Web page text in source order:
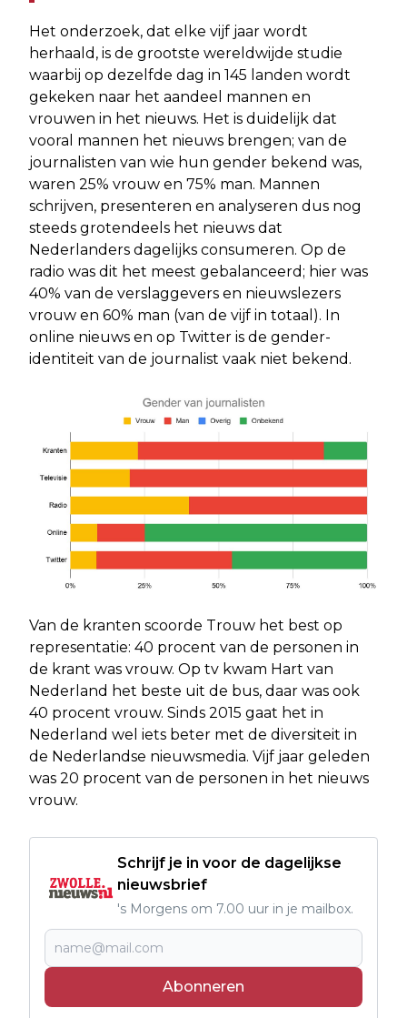
Het onderzoek, dat elke vijf jaar wordt
herhaald, is de grootste wereldwijde studie
waarbij op dezelfde dag in 145 landen wordt
gekeken naar het aandeel mannen en
vrouwen in het nieuws. Het is duidelijk dat
vooral mannen het nieuws brengen; van de
journalisten van wie hun gender bekend was,
waren 25% vrouw en 75% man. Mannen
schrijven, presenteren en analyseren dus nog
steeds grotendeels het nieuws dat
Nederlanders dagelijks consumeren. Op de
radio was dit het meest gebalanceerd; hier was
40% van de verslaggevers en nieuwslezers
vrouw en 60% man (van de vijf in totaal). In
online nieuws en op Twitter is de gender-
identiteit van de journalist vaak niet bekend.
Van de kranten scoorde Trouw het best op
representatie: 40 procent van de personen in
de krant was vrouw. Op tv kwam Hart van
Nederland het beste uit de bus, daar was ook
40 procent vrouw. Sinds 2015 gaat het in
Nederland wel iets beter met de diversiteit in
de Nederlandse nieuwsmedia. Vijf jaar geleden
was 20 procent van de personen in het nieuws
vrouw.
Schrijf je in voor de dagelijkse
nieuwsbrief
's Morgens om 7.00 uur in je mailbox.
Abonneren